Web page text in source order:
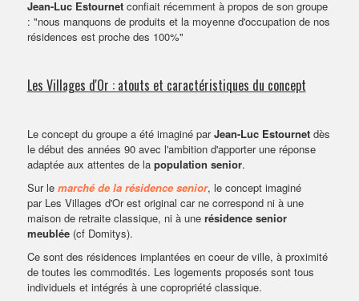
Jean-Luc Estournetconfiait récemment à propos de son groupe
: "nous manquons de produits et la moyenne d'occupation de nos
résidences est proche des 100%"
Les Villages d'Or : atouts et caractéristiques du concept
Le concept du groupe a été imaginé parJean-Luc Estournetdès
le début des années 90 avec l'ambition d'apporter une réponse
adaptée aux attentes de la population senior.
Sur le marché de la résidence senior, le concept imaginé
par Les Villages d'Or est original car ne correspond ni à une
maison de retraite classique, ni à une résidence senior
meublée(cf Domitys).
Ce sont des résidences implantées en coeur de ville, à proximité
de toutes les commodités. Les logements proposés sont tous
individuels et intégrés à une copropriété classique.